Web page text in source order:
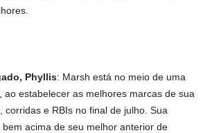
Phyllis: Marsh está no meio de uma
ao estabelecer as melhores marcas de sua
corridas e RBIs no final de julho. Sua
acima de seu melhor anterior de